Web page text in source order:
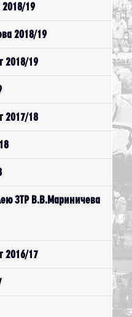
19
2018/19
2018/19
2017/18
ЗТР В.В.Мариничева
2016/17